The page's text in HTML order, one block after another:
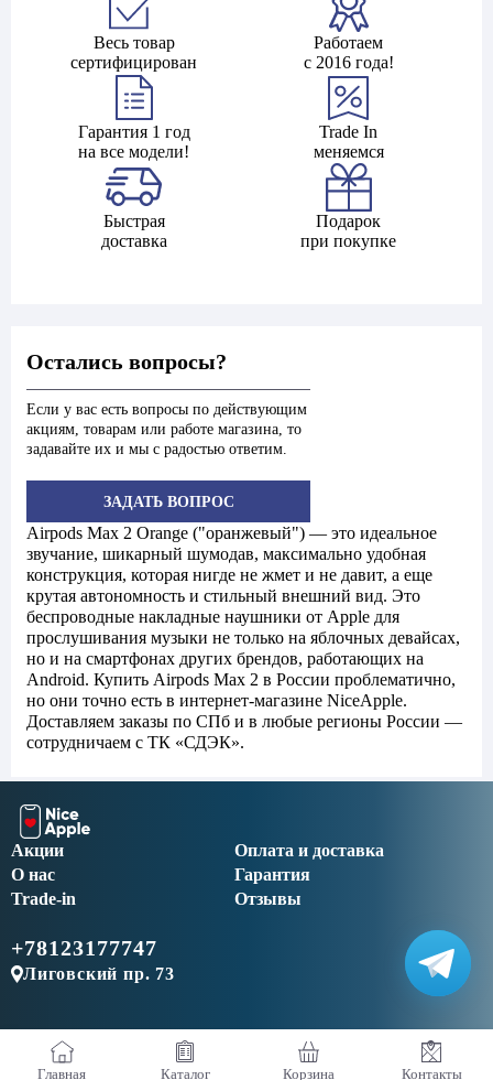
Весь товар
сертифицирован
Работаем
с 2016 года!
Гарантия 1 год
на все модели!
Trade In
меняемся
Быстрая
доставка
Подарок
при покупке
Остались вопросы?
Если у вас есть вопросы по действующим
акциям, товарам или работе магазина, то
задавайте их и мы с радостью ответим.
ЗАДАТЬ ВОПРОС
Airpods Max 2 Orange ("оранжевый") — это идеальное
звучание, шикарный шумодав, максимально удобная
конструкция, которая нигде не жмет и не давит, а еще
крутая автономность и стильный внешний вид. Это
беспроводные накладные наушники от Apple для
прослушивания музыки не только на яблочных девайсах,
но и на смартфонах других брендов, работающих на
Android. Купить Airpods Max 2 в России проблематично,
но они точно есть в интернет-магазине NiceApple.
Доставляем заказы по СПб и в любые регионы России —
сотрудничаем с ТК «СДЭК».
Акции
О нас
Оплата и доставка
Trade-in
Гарантия
Отзывы
+78123177747
Лиговский пр. 73
Главная Каталог Корзина Контакты